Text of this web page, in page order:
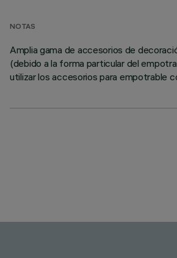
NOTAS
Amplia gama de accesorios de
(debido a la forma particular del
utilizar los accesorios para empotrable